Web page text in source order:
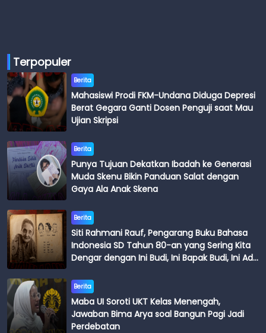
Terpopuler
Berita
Mahasiswi Prodi FKM-Undana Diduga Depresi
Berat Gegara Ganti Dosen Penguji saat Mau
Ujian Skripsi
Berita
Punya Tujuan Dekatkan Ibadah ke Generasi
Muda Skenu Bikin Panduan Salat dengan
Gaya Ala Anak Skena
Berita
Siti Rahmani Rauf, Pengarang Buku Bahasa
Indonesia SD Tahun 80-an yang Sering Kita
Dengar dengan Ini Budi, Ini Bapak Budi, Ini Adik
Berita
Maba UI Soroti UKT Kelas Menengah,
Jawaban Bima Arya soal Bangun Pagi Jadi
Perdebatan